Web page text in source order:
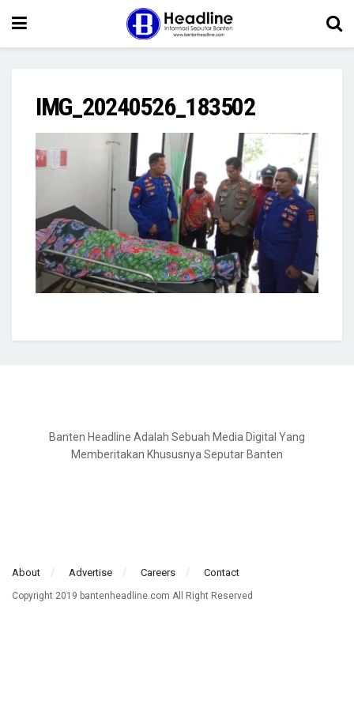
IMG_20240526_183502
Banten Headline Adalah Sebuah Media Digital Yang
Memberitakan Khususnya Seputar Banten
About Advertise Careers Contact
Copyright 2019 bantenheadline.com All Right Reserved